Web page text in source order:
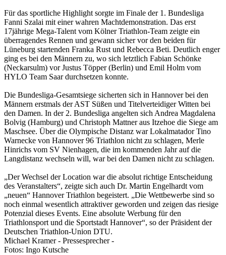
Für das sportliche Highlight sorgte im Finale der 1. Bundesliga
Fanni Szalai mit einer wahren Machtdemonstration. Das erst
17jährige Mega-Talent vom Kölner Triathlon-Team zeigte ein
überragendes Rennen und gewann sicher vor den beiden für
Lüneburg startenden Franka Rust und Rebecca Beti. Deutlich enger
ging es bei den Männern zu, wo sich letztlich Fabian Schönke
(Neckarsulm) vor Justus Töpper (Berlin) und Emil Holm vom
HYLO Team Saar durchsetzen konnte.
Die Bundesliga-Gesamtsiege sicherten sich in Hannover bei den
Männern erstmals der AST Süßen und Titelverteidiger Witten bei
den Damen. In der 2. Bundesliga angelten sich Andrea Magdalena
Bolvig (Hamburg) und Christoph Mattner aus Itzehoe die Siege am
Maschsee. Über die Olympische Distanz war Lokalmatador Tino
Warnecke von Hannover 96 Triathlon nicht zu schlagen, Merle
Hinrichs vom SV Nienhagen, die im kommenden Jahr auf die
Langdistanz wechseln will, war bei den Damen nicht zu schlagen.
„Der Wechsel der Location war die absolut richtige Entscheidung
des Veranstalters“, zeigte sich auch Dr. Martin Engelhardt vom
„neuen“ Hannover Triathlon begeistert. „Die Wettbewerbe sind so
noch einmal wesentlich attraktiver geworden und zeigen das riesige
Potenzial dieses Events. Eine absolute Werbung für den
Triathlonsport und die Sportstadt Hannover“, so der Präsident der
Deutschen Triathlon-Union DTU.
Michael Kramer - Pressesprecher -
Fotos: Ingo Kutsche